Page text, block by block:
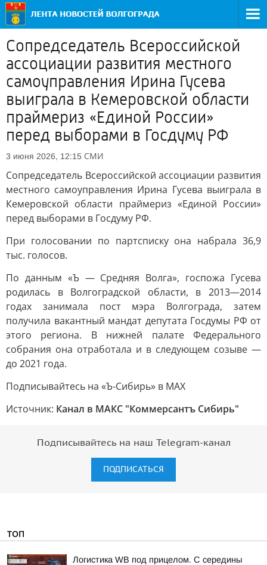
Сопредседатель Всероссийской
ассоциации развития местного
самоуправления Ирина Гусева
выиграла в Кемеровской области
праймериз «Единой России»
перед выборами в Госдуму РФ
3 июня 2026, 12:15 СМИ
Сопредседатель Всероссийской ассоциации развития
местного самоуправления Ирина Гусева выиграла в
Кемеровской области праймериз «Единой России»
перед выборами в Госдуму РФ.
При голосовании по партсписку она набрала 36,9
тыс. голосов.
По данным «Ъ — Средняя Волга», госпожа Гусева
родилась в Волгоградской области, в 2013—2014
годах занимала пост мэра Волгограда, затем
получила вакантный мандат депутата Госдумы РФ от
этого региона. В нижней палате Федерального
собрания она отработала и в следующем созыве —
до 2021 года.
Подписывайтесь на «Ъ-Сибирь» в MAX
Источник: Канал в МАКС "Коммерсантъ Сибирь"
Подписывайтесь на наш Telegram-канал
ПОДПИСАТЬСЯ
ТОП
Логистика WB под прицелом. С середины